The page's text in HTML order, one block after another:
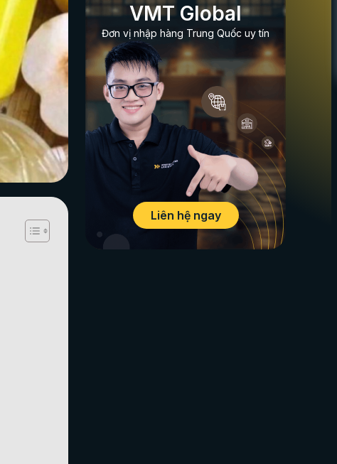
VMT Global
Đơn vị nhập hàng Trung Quốc uy tín
Liên hệ ngay